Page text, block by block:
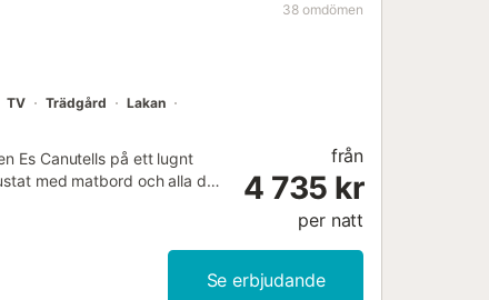
38 omdömen
TV Trädgård
Lakan
Es Canutells på ett lugnt
med matbord och alla de
satellit-TV och en
men de fungerar
från
4 735 kr
per natt
Se erbjudande